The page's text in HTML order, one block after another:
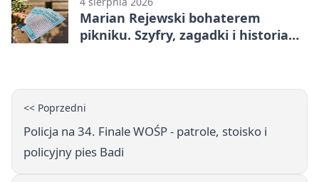
Marian Rejewski bohaterem
pikniku. Szyfry, zagadki i historia
<< Poprzedni
Policja na 34. Finale WOŚP - patrole, stoisko i
policyjny pies Badi